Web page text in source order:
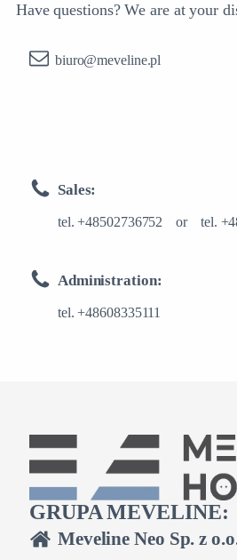
Have questions? We are at your
biuro@meveline.pl
Sales:
tel.+48502736752 or tel.
Administration:
tel.+48608335111
GRUPA MEVELINE:
Meveline Neo Sp. z